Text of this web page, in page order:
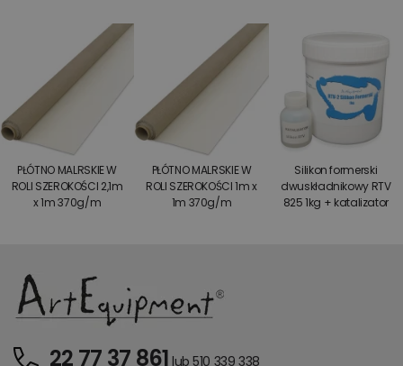
PŁÓTNO MALRSKIE W
ROLI SZEROKOŚCI 2,1m
x 1m 370g/m
PŁÓTNO MALRSKIE W
ROLI SZEROKOŚCI 1m x
1m 370g/m
Silikon formerski
dwuskładnikowy RTV
825 1kg + katalizator
22 77 37 861 lub 510 339 338